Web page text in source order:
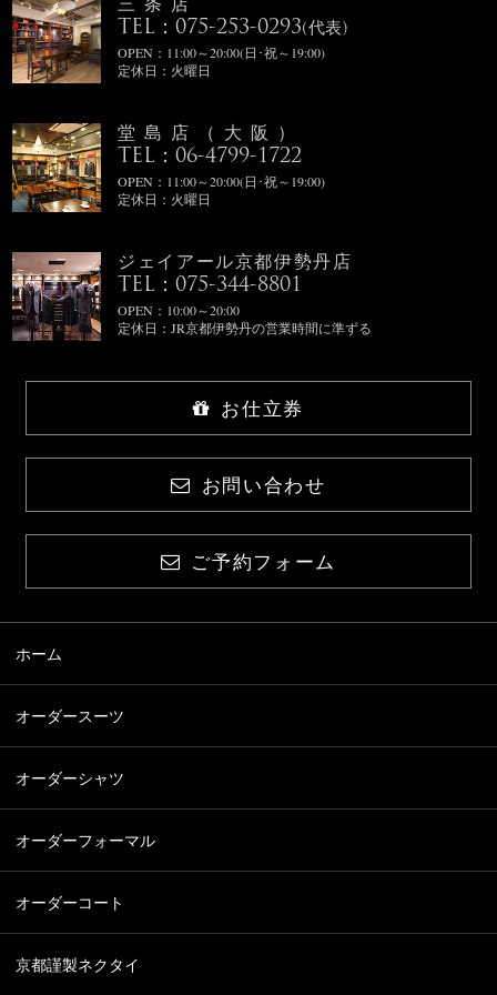
TEL：075-253-0293(代表)
OPEN：11:00～20:00(日･祝～19:00)
定休日：火曜日
堂島店（大阪）
TEL：06-4799-1722
OPEN：11:00～20:00(日･祝～19:00)
定休日：火曜日
ジェイアール京都伊勢丹店
TEL：075-344-8801
OPEN：10:00～20:00
定休日：JR京都伊勢丹の営業時間に準ずる
お仕立券
お問い合わせ
ご予約フォーム
ホーム
オーダースーツ
オーダーシャツ
オーダーフォーマル
オーダーコート
京都謹製ネクタイ